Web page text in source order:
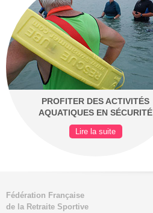
PROFITER DES ACTIVITÉS
AQUATIQUES EN SÉCURITÉ
Lire la suite
Fédération Française
de la Retraite Sportive